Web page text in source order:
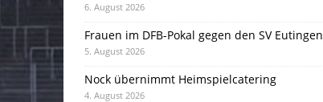
6. August 2026
Frauen im DFB-Pokal gegen den SV Eutingen
5. August 2026
Nock übernimmt Heimspielcatering
4. August 2026